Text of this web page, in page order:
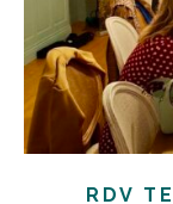
RDV